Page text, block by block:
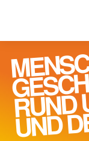
Einloggen
JOBS
Gesundheit
M
UND